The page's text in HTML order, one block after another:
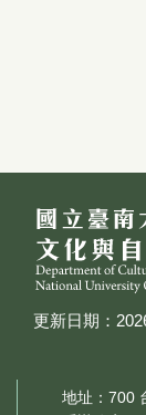
更新日期：
地址：700